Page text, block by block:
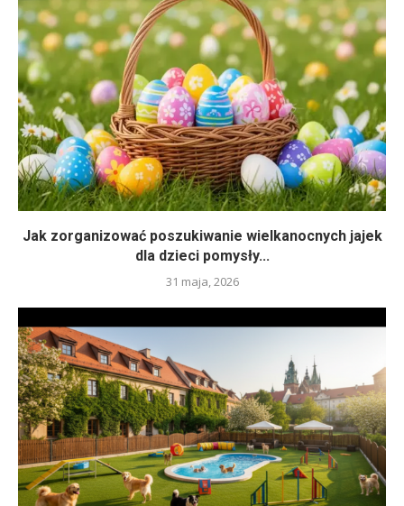
Jak zorganizować poszukiwanie wielkanocnych jajek
dla dzieci pomysły...
31 maja, 2026